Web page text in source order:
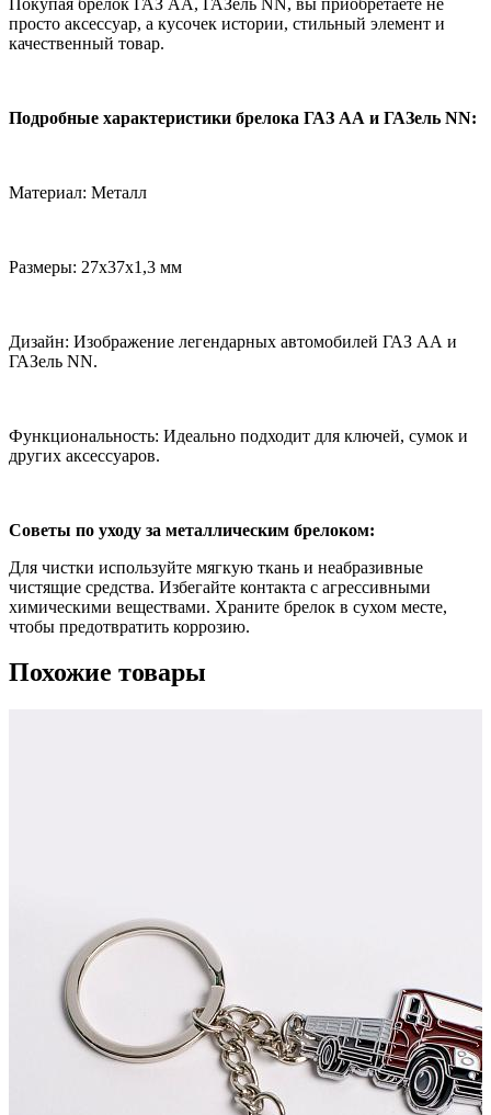
просто аксессуар, а кусочек истории, стильный элемент и
качественный товар.
Подробные характеристики брелока ГАЗ АА и ГАЗель NN:
Материал: Металл
Размеры: 27х37х1,3 мм
Дизайн: Изображение легендарных автомобилей ГАЗ АА и
ГАЗель NN.
Функциональность: Идеально подходит для ключей, сумок и
других аксессуаров.
Советы по уходу за металлическим брелоком:
Для чистки используйте мягкую ткань и неабразивные
чистящие средства. Избегайте контакта с агрессивными
химическими веществами. Храните брелок в сухом месте,
чтобы предотвратить коррозию.
Похожие товары